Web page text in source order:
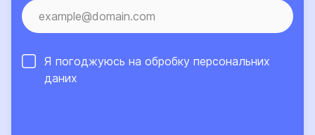
Я погоджуюсь на обробку персональних
даних